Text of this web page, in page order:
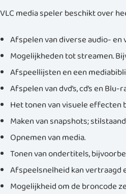
VLC media speler beschikt over
Afspelen van diverse audio-
Mogelijkheden tot streamen.
Afspeellijsten en een
Afspelen van dvd’s, cd’s en Blu-
Het tonen van visuele effecten
Maken van snapshots;
Opnemen van media.
Tonen van ondertitels,
Afspeelsnelheid kan vertraagd
Mogelijkheid om de broncode